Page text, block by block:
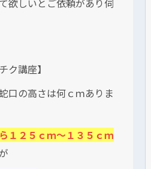
欲しいとご依頼があり伺
ク講座】
口の高さは何ｃｍありま
１２５ｃｍ～１３５ｃｍ